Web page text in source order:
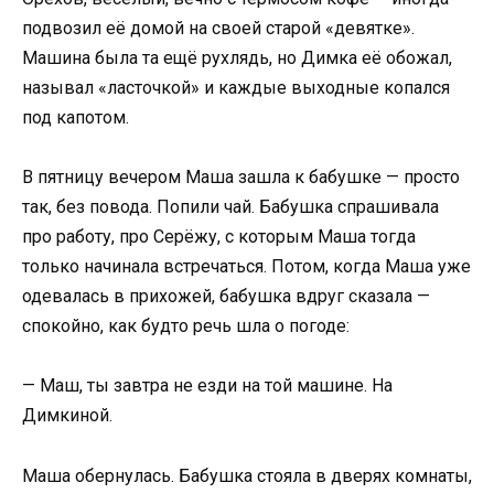
подвозил её домой на своей старой «девятке».
Машина была та ещё рухлядь, но Димка её обожал,
называл «ласточкой» и каждые выходные копался
под капотом.
В пятницу вечером Маша зашла к бабушке — просто
так, без повода. Попили чай. Бабушка спрашивала
про работу, про Серёжу, с которым Маша тогда
только начинала встречаться. Потом, когда Маша уже
одевалась в прихожей, бабушка вдруг сказала —
спокойно, как будто речь шла о погоде:
— Маш, ты завтра не езди на той машине. На
Димкиной.
Маша обернулась. Бабушка стояла в дверях комнаты,